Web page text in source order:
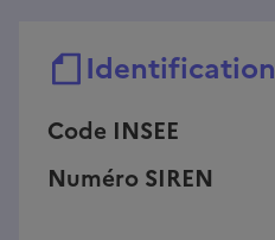
Identification
Code INSEE
Numéro SIREN